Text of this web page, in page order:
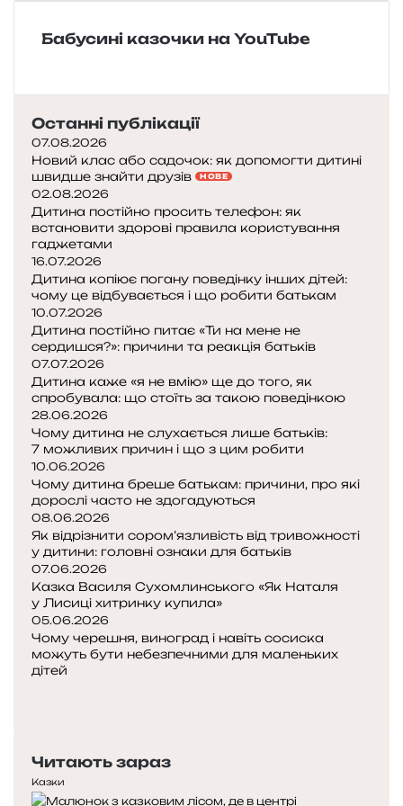
»
»
з
и
в
о
к
а
м
’
я
н
о
ї
г
о
р
и
»
а
р
д
а
к
а
з
к
а
«
К
т
и
г
о
р
о
ш
к
о
»
Бабусині казочки на YouTube
Останні публікації
07.08.2026
Новий клас або садочок: як допомогти дитині
швидше знайти друзів
НОВЕ
02.08.2026
Дитина постійно просить телефон: як
встановити здорові правила користування
гаджетами
16.07.2026
Дитина копіює погану поведінку інших дітей:
чому це відбувається і що робити батькам
10.07.2026
Дитина постійно питає «Ти на мене не
сердишся?»: причини та реакція батьків
07.07.2026
Дитина каже «я не вмію» ще до того, як
спробувала: що стоїть за такою поведінкою
28.06.2026
Чому дитина не слухається лише батьків:
7 можливих причин і що з цим робити
10.06.2026
Чому дитина бреше батькам: причини, про які
дорослі часто не здогадуються
08.06.2026
Як відрізнити сором’язливість від тривожності
у дитини: головні ознаки для батьків
07.06.2026
Казка Василя Сухомлинського «Як Наталя
у Лисиці хитринку купила»
05.06.2026
Чому черешня, виноград і навіть сосиска
можуть бути небезпечними для маленьких
дітей
р
е
д
т
у
п
Читають зараз
Казки